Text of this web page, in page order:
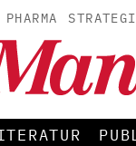
PHARMA